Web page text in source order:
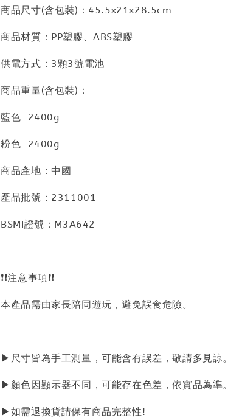
商品尺寸(含包裝)：45.5x21x28.5cm
商品材質：PP塑膠、ABS塑膠
供電方式：3顆3號電池
商品重量(含包裝)：
藍色 2400g
粉色 2400g
商品產地：中國
產品批號：2311001
BSMI證號：M3A642
❗❗注意事項❗❗
本產品需由家長陪同遊玩，避免誤食危險。
▶尺寸皆為手工測量，可能含有誤差，敬請多見諒。
▶顏色因顯示器不同，可能存在色差，依實品為準。
▶如需退換貨請保有商品完整性!